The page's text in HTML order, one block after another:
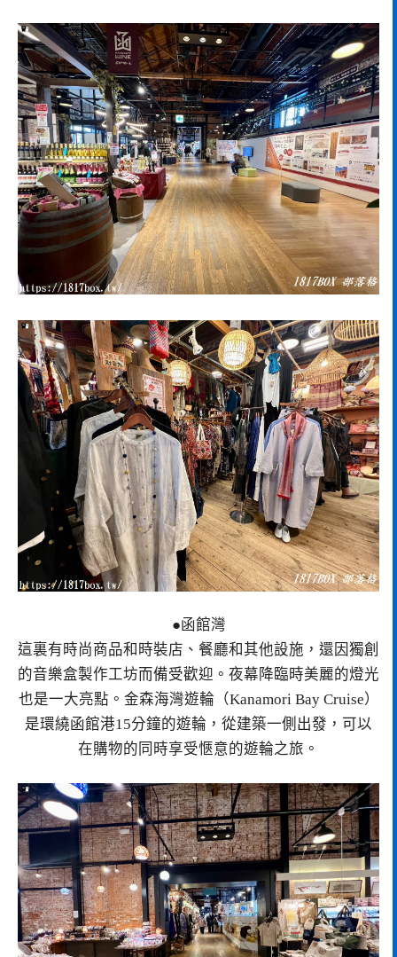
●函館灣
這裏有時尚商品和時裝店、餐廳和其他設施，還因獨創
的音樂盒製作工坊而備受歡迎。夜幕降臨時美麗的燈光
也是一大亮點。金森海灣遊輪（Kanamori Bay Cruise）
是環繞函館港15分鐘的遊輪，從建築一側出發，可以
在購物的同時享受愜意的遊輪之旅。